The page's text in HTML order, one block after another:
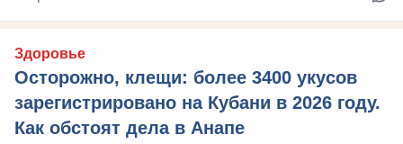
Здоровье
Осторожно, клещи: более 3400 укусов
зарегистрировано на Кубани в 2026 году.
Как обстоят дела в Анапе